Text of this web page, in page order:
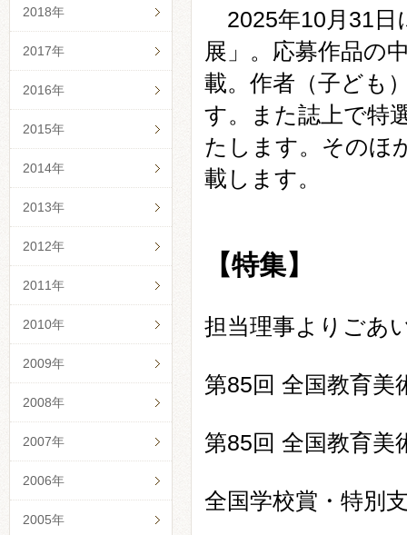
2025年10月31日
展」。応募作品の
載。作者（子ども
す。また誌上で特
たします。そのほ
載します。
【特集】
担当理事よりごあ
第85回 全国教育美
第85回 全国教育美
全国学校賞・特別
2018年
2017年
2016年
2015年
2014年
2013年
2012年
2011年
2010年
2009年
2008年
2007年
2006年
2005年